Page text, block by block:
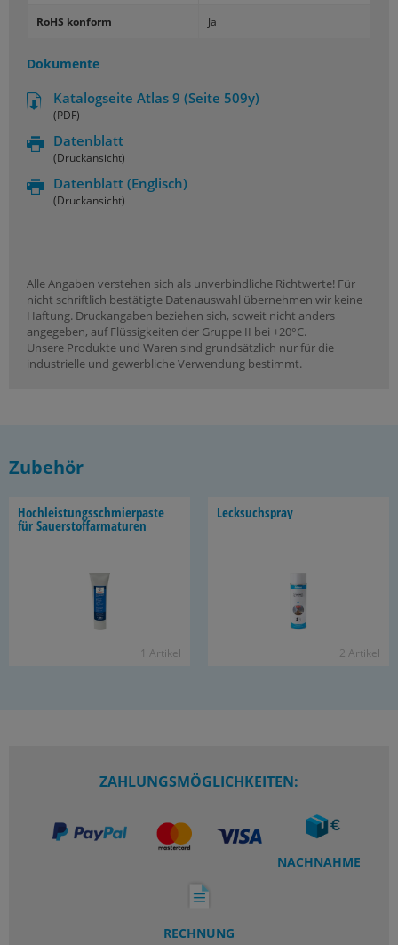
RoHS konform Ja
Dokumente
Katalogseite Atlas 9 (Seite 509y)
(PDF)
Datenblatt
(Druckansicht)
Datenblatt (Englisch)
(Druckansicht)
Alle Angaben verstehen sich als unverbindliche Richtwerte! Für
nicht schriftlich bestätigte Datenauswahl übernehmen wir keine
Haftung. Druckangaben beziehen sich, soweit nicht anders
angegeben, auf Flüssigkeiten der Gruppe II bei +20°C.
Unsere Produkte und Waren sind grundsätzlich nur für die
industrielle und gewerbliche Verwendung bestimmt.
Zubehör
Hoch­leis­tungs­schmier­pas­te
für Sauer­stoff­ar­ma­tu­ren
1 Ar­ti­kel
Leck­such­spray
2 Ar­ti­kel
ZAHLUNGSMÖGLICHKEITEN:
NACHNAHME
RECHNUNG